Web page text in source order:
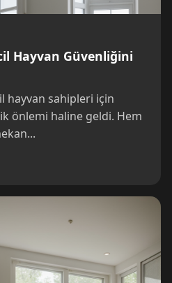
Hayvan Güvenliğini
hayvan sahipleri için
önlemi haline geldi. Hem